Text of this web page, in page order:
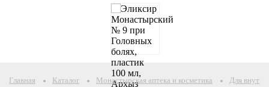
Главная Каталог Монастырская аптека и косметика Для